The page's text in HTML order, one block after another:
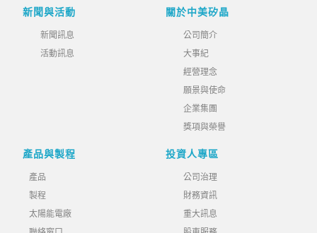
新聞與活動
新聞訊息
活動訊息
關於中美矽晶
公司簡介
大事紀
經營理念
願景與使命
企業集團
獎項與榮譽
產品與製程
產品
製程
太陽能電廠
投資人專區
公司治理
財務資訊
重大訊息